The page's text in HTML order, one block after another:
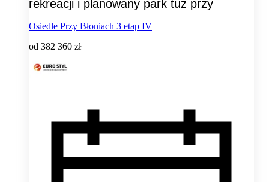
rekreacji i planowany park tuż przy
Osiedle Przy Błoniach 3 etap IV
od 382 360 zł